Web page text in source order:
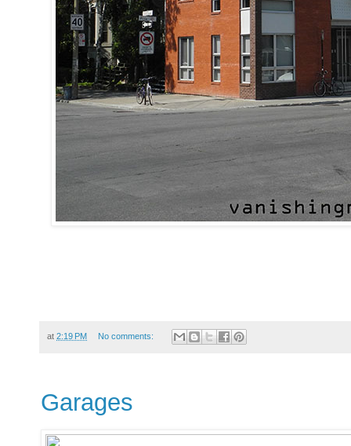
at 2:19 PM No comments:
Garages